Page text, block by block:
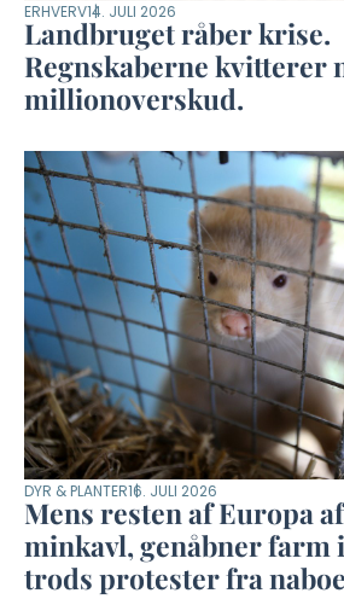
ERHVERV14. JULI 2026
Landbruget råber krise.
Regnskaberne kvitterer
millionoverskud.
DYR & PLANTER16. JULI 2026
Mens resten af Europa
minkavl, genåbner farm
trods protester fra